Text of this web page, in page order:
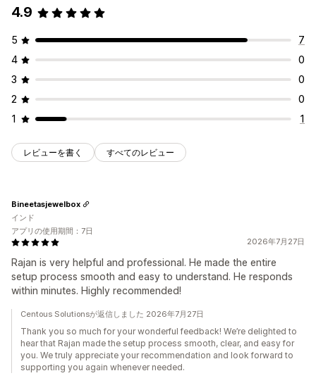
4.9
5
7
4
0
3
0
2
0
1
1
レビューを書く すべてのレビュー
2026年7月27日
Rajan is very helpful and professional. He made the entire
setup process smooth and easy to understand. He responds
within minutes. Highly recommended!
Bineetasjewelbox
インド
アプリの使用期間：7日
Centous Solutionsが返信しました 2026年7月27日
Thank you so much for your wonderful feedback! We’re delighted to
hear that Rajan made the setup process smooth, clear, and easy for
you. We truly appreciate your recommendation and look forward to
supporting you again whenever needed.